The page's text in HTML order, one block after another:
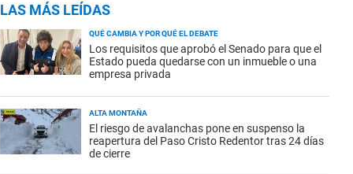
LAS MÁS LEÍDAS
QUÉ CAMBIA Y POR QUÉ EL DEBATE
Los requisitos que aprobó el Senado para que el
Estado pueda quedarse con un inmueble o una
empresa privada
ALTA MONTAÑA
El riesgo de avalanchas pone en suspenso la
reapertura del Paso Cristo Redentor tras 24 días
de cierre